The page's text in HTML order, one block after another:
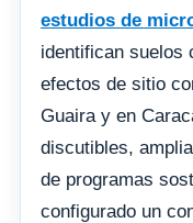
estudios de
identifican suelos
efectos de sitio
Guaira y en
discutibles,
de programas
configurado un